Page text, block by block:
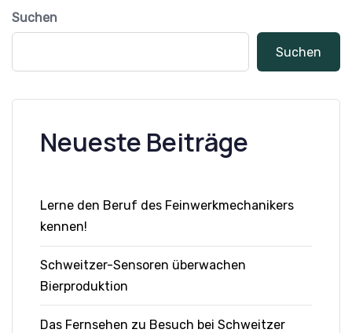
Suchen
Suchen
Neueste Beiträge
Lerne den Beruf des Feinwerkmechanikers
kennen!
Schweitzer-Sensoren überwachen
Bierproduktion
Das Fernsehen zu Besuch bei Schweitzer